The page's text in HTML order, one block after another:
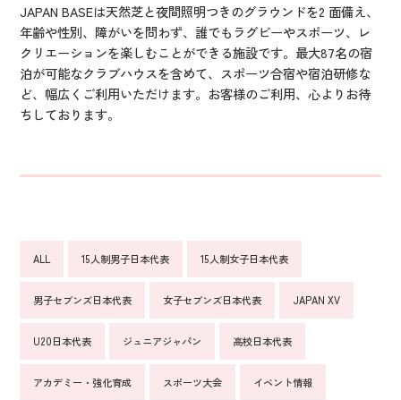
JAPAN BASEは天然芝と夜間照明つきのグラウンドを2 面備え、
年齢や性別、障がいを問わず、誰でもラグビーやスポーツ、レ
クリエーションを楽しむことができる施設です。最大87名の宿
泊が可能なクラブハウスを含めて、スポーツ合宿や宿泊研修な
ど、幅広くご利用いただけます。お客様のご利用、心よりお待
ちしております。
ALL 15人制男子日本代表 15人制女子日本代表
男子セブンズ日本代表 女子セブンズ日本代表 JAPAN XV
U20日本代表 ジュニアジャパン 高校日本代表
アカデミー・強化育成 スポーツ大会 イベント情報